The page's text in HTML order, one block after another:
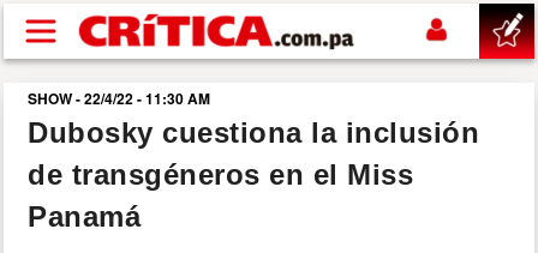
Pasar al contenido principal
buscar
SUCESOS
SHOW - 22/4/22 - 11:30 AM
Dubosky cuestiona la inclusión
de transgéneros en el Miss
Panamá